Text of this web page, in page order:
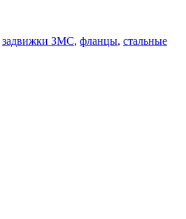
задвижки ЗМС, фланцы, стальные